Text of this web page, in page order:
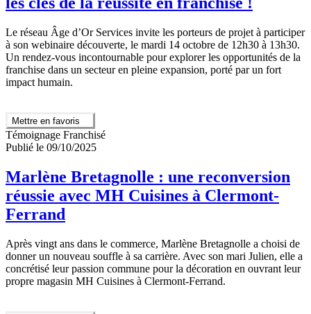
Le réseau Âge d’Or Services invite les porteurs de projet à participer
à son webinaire découverte, le mardi 14 octobre de 12h30 à 13h30.
Un rendez-vous incontournable pour explorer les opportunités de la
franchise dans un secteur en pleine expansion, porté par un fort
impact humain.
Mettre en favoris
Témoignage Franchisé
Publié le 09/10/2025
Marlène Bretagnolle : une reconversion
réussie avec MH Cuisines à Clermont-
Ferrand
Après vingt ans dans le commerce, Marlène Bretagnolle a choisi de
donner un nouveau souffle à sa carrière. Avec son mari Julien, elle a
concrétisé leur passion commune pour la décoration en ouvrant leur
propre magasin MH Cuisines à Clermont-Ferrand.